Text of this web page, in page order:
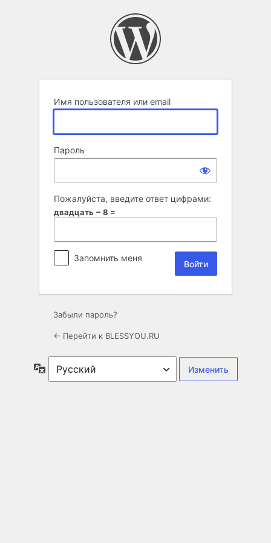
Имя пользователя или email
Пароль
Пожалуйста, введите ответ цифрами:
двадцать − 8 =
Запомнить меня
Забыли пароль?
← Перейти к BLESSYOU.RU
Язык